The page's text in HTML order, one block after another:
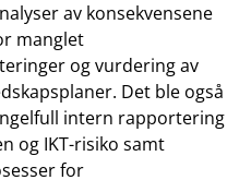
av konsekvensene
manglet
og vurdering av
Det ble også
intern rapportering
og IKT-risiko samt
for